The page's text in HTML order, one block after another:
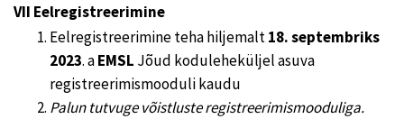
VII Eelregistreerimine
Eelregistreerimine teha hiljemalt18.septembriks
2023. aEMSL Jõud koduleheküljel asuva
registreerimismooduli kaudu
Palun tutvuge võistluste registreerimismooduliga.